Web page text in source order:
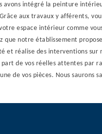
avons intégré la peinture
aux travaux y afférents,
espace intérieur comme
que notre établissement
et réalise des interventions sur
part de vos réelles attentes par
de vos pièces. Nous saurons